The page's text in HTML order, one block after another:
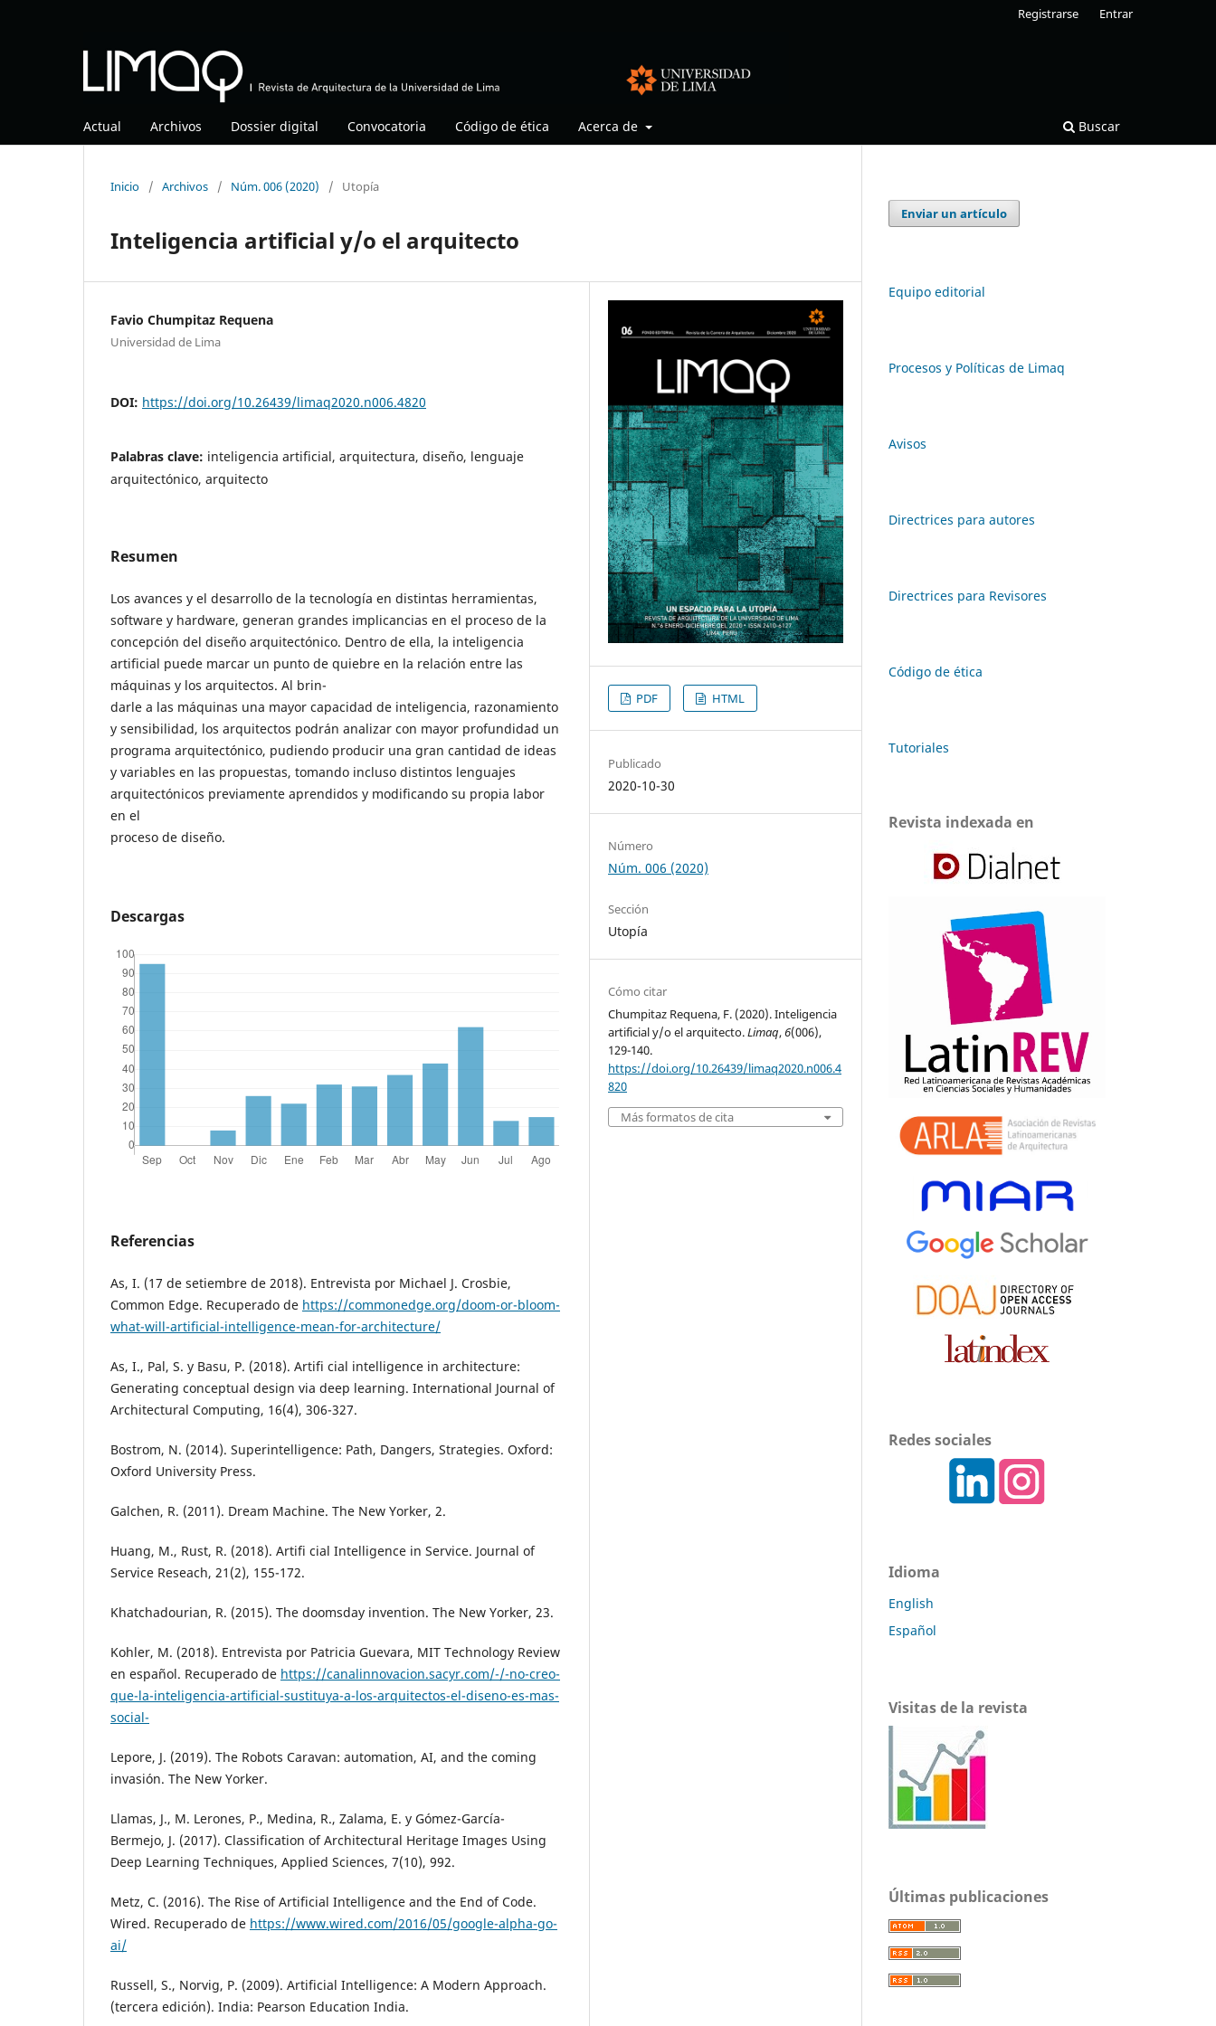
Actual Archivos Dossier digital Convocatoria Código de ética Acerca de Buscar
Registrarse Entrar
Inicio / Archivos / Núm. 006 (2020) / Utopía
Inteligencia artificial y/o el arquitecto
Favio Chumpitaz Requena
Universidad de Lima
DOI: https://doi.org/10.26439/limaq2020.n006.4820
Palabras clave: inteligencia artificial, arquitectura, diseño, lenguaje
arquitectónico, arquitecto
Resumen
Los avances y el desarrollo de la tecnología en distintas herramientas,
software y hardware, generan grandes implicancias en el proceso de la
concepción del diseño arquitectónico. Dentro de ella, la inteligencia
artificial puede marcar un punto de quiebre en la relación entre las
máquinas y los arquitectos. Al brin-
darle a las máquinas una mayor capacidad de inteligencia, razonamiento
y sensibilidad, los arquitectos podrán analizar con mayor profundidad un
programa arquitectónico, pudiendo producir una gran cantidad de ideas
y variables en las propuestas, tomando incluso distintos lenguajes
arquitectónicos previamente aprendidos y modificando su propia labor
en el
proceso de diseño.
Descargas
Referencias
As, I. (17 de setiembre de 2018). Entrevista por Michael J. Crosbie,
Common Edge. Recuperado de https://commonedge.org/doom-or-bloom-
what-will-artificial-intelligence-mean-for-architecture/
As, I., Pal, S. y Basu, P. (2018). Artifi cial intelligence in architecture:
Generating conceptual design via deep learning. International Journal of
Architectural Computing, 16(4), 306-327.
Bostrom, N. (2014). Superintelligence: Path, Dangers, Strategies. Oxford:
Oxford University Press.
Galchen, R. (2011). Dream Machine. The New Yorker, 2.
Huang, M., Rust, R. (2018). Artifi cial Intelligence in Service. Journal of
Service Reseach, 21(2), 155-172.
Khatchadourian, R. (2015). The doomsday invention. The New Yorker, 23.
Kohler, M. (2018). Entrevista por Patricia Guevara, MIT Technology Review
en español. Recuperado de https://canalinnovacion.sacyr.com/-/-no-creo-
que-la-inteligencia-artificial-sustituya-a-los-arquitectos-el-diseno-es-mas-
social-
Lepore, J. (2019). The Robots Caravan: automation, AI, and the coming
invasión. The New Yorker.
Llamas, J., M. Lerones, P., Medina, R., Zalama, E. y Gómez-García-
Bermejo, J. (2017). Classification of Architectural Heritage Images Using
Deep Learning Techniques, Applied Sciences, 7(10), 992.
Metz, C. (2016). The Rise of Artificial Intelligence and the End of Code.
Wired. Recuperado de https://www.wired.com/2016/05/google-alpha-go-
ai/
Russell, S., Norvig, P. (2009). Artificial Intelligence: A Modern Approach.
(tercera edición). India: Pearson Education India.
PDF HTML
Publicado
2020-10-30
Número
Núm. 006 (2020)
Sección
Utopía
Cómo citar
Chumpitaz Requena, F. (2020). Inteligencia
artificial y/o el arquitecto.Limaq,6(006),
129-140.
https://doi.org/10.26439/limaq2020.n006.4
820
Más formatos de cita
Enviar un artículo
Equipo editorial
Procesos y Políticas de Limaq
Avisos
Directrices para autores
Directrices para Revisores
Código de ética
Tutoriales
Revista indexada en
Redes sociales
Idioma
English
Español
Visitas de la revista
Últimas publicaciones